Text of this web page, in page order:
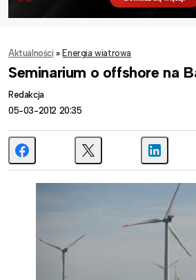
Aktualności » Energia wiatrowa
Seminarium o offshore na
Redakcja
05-03-2012 20:35